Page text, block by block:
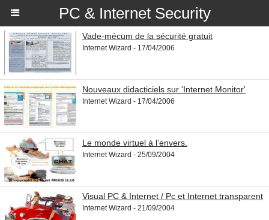
PC & Internet Security
Vade-mécum de la sécurité gratuit
Internet Wizard - 17/04/2006
Nouveaux didacticiels sur 'Internet Monitor'
Internet Wizard - 17/04/2006
Le monde virtuel à l’envers.
Internet Wizard - 25/09/2004
Visual PC & Internet / Pc et Internet transparent
Internet Wizard - 21/09/2004